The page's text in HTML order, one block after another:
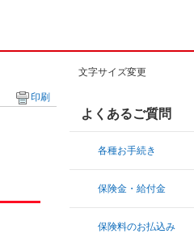
文字サイズ変更
よくあるご質問
各種お手続き
保険金・給付金
保険料のお払込み
印刷